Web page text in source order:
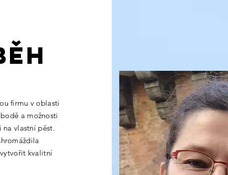
firmu v oblasti
a možnosti
na vlastní pěst.
kvalitní